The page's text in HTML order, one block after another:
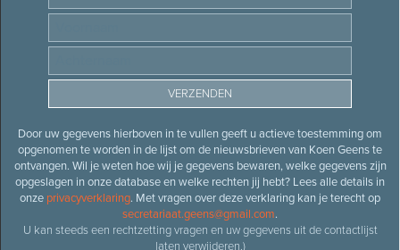
Door uw gegevens hierboven in te vullen geeft u actieve toestemming om
opgenomen te worden in de lijst om de nieuwsbrieven van Koen Geens te
ontvangen. Wil je weten hoe wij je gegevens bewaren, welke gegevens zijn
opgeslagen in onze database en welke rechten jij hebt? Lees alle details in
onze privacyverklaring. Met vragen over deze verklaring kan je terecht op
secretariaat.geens@gmail.com.
U kan steeds een rechtzetting vragen en uw gegevens uit de contactlijst
laten verwijderen.)